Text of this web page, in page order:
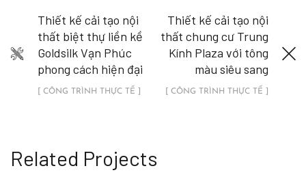
Thiết kế cải tạo nội
thất biệt thự liền kề
Goldsilk Vạn Phúc
phong cách hiện đại
[ CÔNG TRÌNH THỰC TẾ ]
Thiết kế cải tạo nội
thất chung cư Trung
Kính Plaza với tông
màu siêu sang
[ CÔNG TRÌNH THỰC TẾ ]
Related Projects